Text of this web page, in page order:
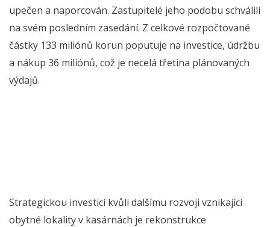
upečen a naporcován. Zastupitelé jeho podobu schválili
na svém posledním zasedání. Z celkové rozpočtované
částky 133 miliónů korun poputuje na investice, údržbu
a nákup 36 miliónů, což je necelá třetina plánovaných
výdajů.
Strategickou investicí kvůli dalšímu rozvoji vznikající
obytné lokality v kasárnách je rekonstrukce